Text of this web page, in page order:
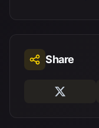
Share